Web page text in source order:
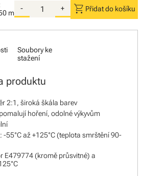
m
- + shopping_cart Přidat do košíku
Soubory ke
stažení
produktu
2:1, široká škála barev
hoření, odolné výkyvům
-55°C až +125°C (teplota smrštění 90-
E479774 (kromě průsvitné) a